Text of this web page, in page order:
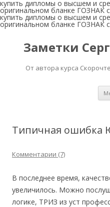
купить дипломы о высшем и
оригинальном бланке ГОЗНАК
купить дипломы о высшем и
оригинальном бланке ГОЗНАК
Заметки
От автора курса
Типичная ошибка
Комментарии (7)
В последнее время,
увеличилось. Можно
логике, ТРИЗ из уст